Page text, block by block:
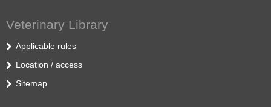
Veterinary Library
Applicable rules
Location / access
Sitemap